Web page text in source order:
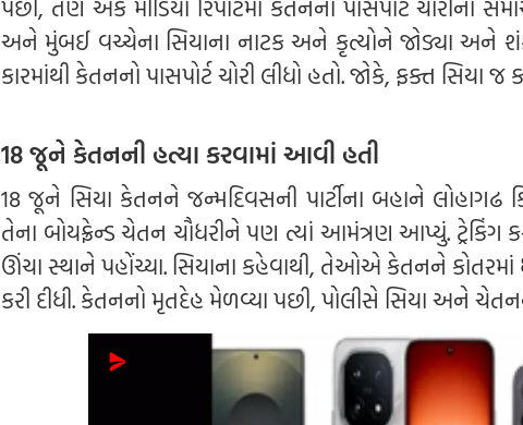
પછી, તેણે એક મીડિયા રિપોર્ટમાં કેતનના પાસપોર્ટ ચોરીના
અને મુંબઈ વચ્ચેના સિયાના નાટક અને કૃત્યોને જોડ્યા અને
કારમાંથી કેતનનો પાસપોર્ટ ચોરી લીધો હતો. જોકે, ફક્ત સિયા
18 જૂને કેતનની હત્યા કરવામાં આવી હતી
18 જૂને સિયા કેતનને જન્મદિવસની પાર્ટીના બહાને
તેના બોયફ્રેન્ડ ચેતન ચૌધરીને પણ ત્યાં આમંત્રણ આપ્યું. ટ્રેકિંગ
ઊંચા સ્થાને પહોંચ્યા. સિયાના કહેવાથી, તેઓએ કેતનને કોતરમાં
કરી દીધી. કેતનનો મૃતદેહ મેળવ્યા પછી, પોલીસે સિયા અને